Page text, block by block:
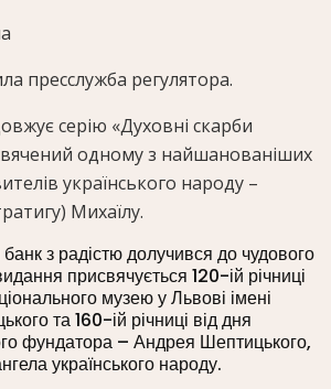
пресслужба регулятора.
серію «Духовні скарби
одному з найшанованіших
українського народу –
Михаїлу.
з радістю долучився до чудового
присвячується 120-ій річниці
музею у Львові імені
та 160-ій річниці від дня
фундатора – Андрея Шептицького,
українського народу.